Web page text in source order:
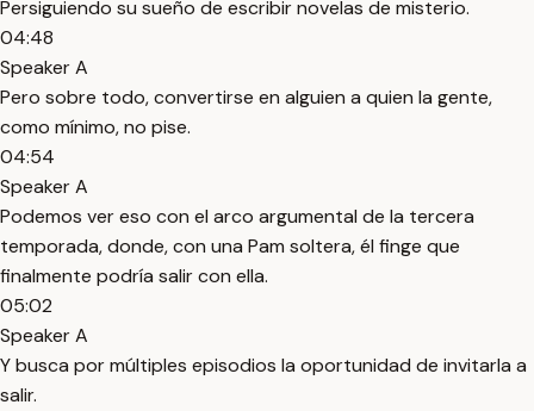
Persiguiendo su sueño de escribir novelas de misterio.
04:48
Speaker A
Pero sobre todo, convertirse en alguien a quien la gente,
como mínimo, no pise.
04:54
Speaker A
Podemos ver eso con el arco argumental de la tercera
temporada, donde, con una Pam soltera, él finge que
finalmente podría salir con ella.
05:02
Speaker A
Y busca por múltiples episodios la oportunidad de invitarla a
salir.